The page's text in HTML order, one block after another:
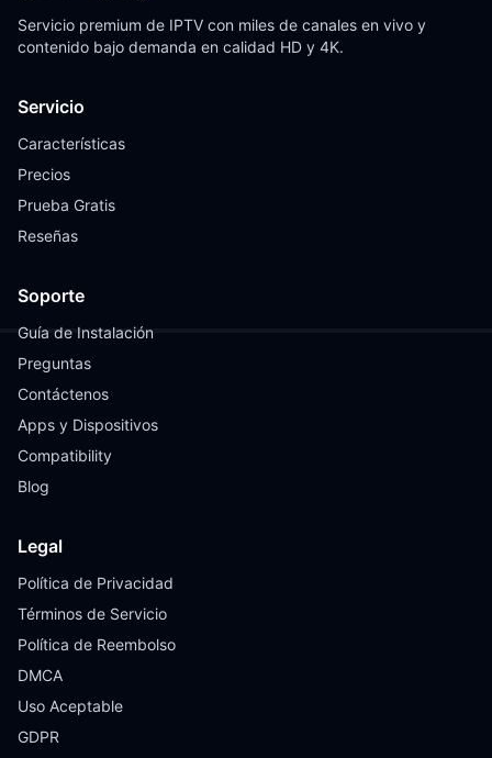
Servicio premium de IPTV con miles de canales en vivo y
contenido bajo demanda en calidad HD y 4K.
Servicio
Características
Precios
Prueba Gratis
Reseñas
Soporte
Guía de Instalación
Preguntas
Contáctenos
Apps y Dispositivos
Compatibility
Blog
Legal
Política de Privacidad
Términos de Servicio
Política de Reembolso
DMCA
Uso Aceptable
GDPR